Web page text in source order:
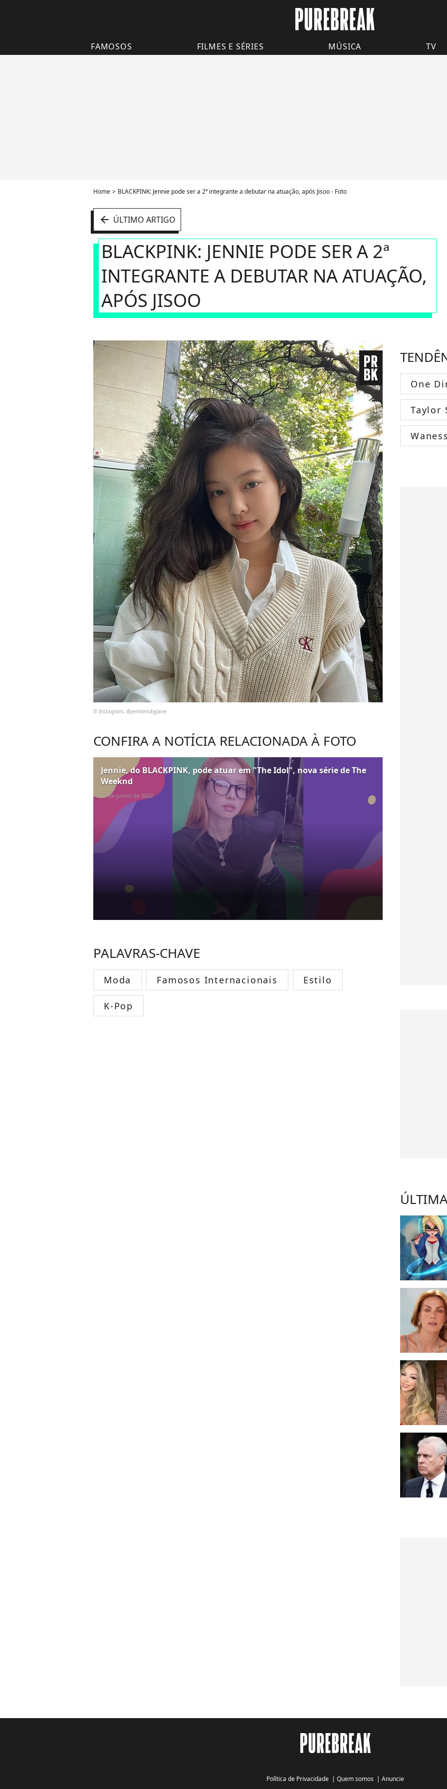
FAMOSOS FILMES E SÉRIES MÚSICA TV
Home BLACKPINK: Jennie pode ser a 2ª integrante a debutar na atuação, após Jisoo - Foto
arrow_left ÚLTIMO ARTIGO
BLACKPINK: JENNIE PODE SER A 2ª
INTEGRANTE A DEBUTAR NA ATUAÇÃO,
APÓS JISOO
© Instagram, @jennierubyjane
CONFIRA A NOTÍCIA RELACIONADA À FOTO
Jennie, do BLACKPINK, pode atuar em "The Idol", nova série de The
Weeknd
17 de junho de 2022
PALAVRAS-CHAVE
Moda Famosos Internacionais Estilo
K-Pop
One
Taylor
Política de Privacidade | Quem somos | Anuncie